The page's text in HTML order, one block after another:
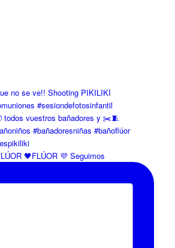
🖤FLÚOR 💜 Seguimos